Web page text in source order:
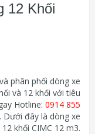
12 Khối
phân phối dòng xe
và 12 khối với tiêu
Hotline: 0914 855
đây là dòng xe
khối CIMC 12 m3.